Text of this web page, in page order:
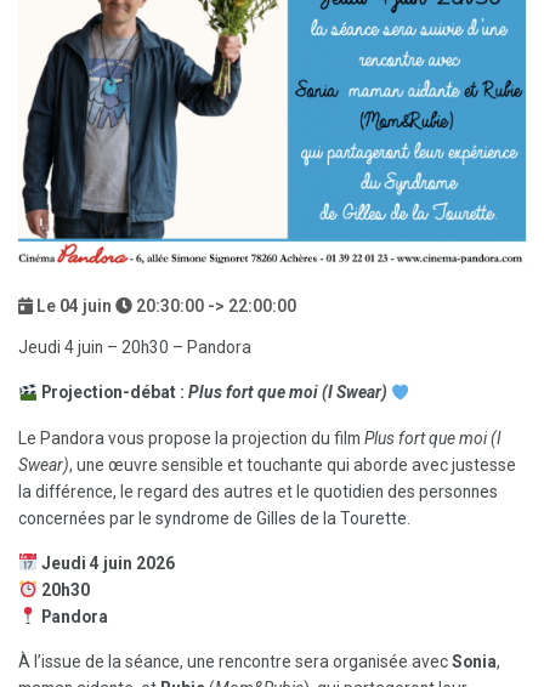
Le 04 juin 20:30:00 -> 22:00:00
Jeudi 4 juin – 20h30 – Pandora
Projection-débat : Plus fort que moi (I Swear)
Le Pandora vous propose la projection du film Plus fort que moi (I
Swear), une œuvre sensible et touchante qui aborde avec justesse
la différence, le regard des autres et le quotidien des personnes
concernées par le syndrome de Gilles de la Tourette.
Jeudi 4 juin 2026
20h30
Pandora
À l’issue de la séance, une rencontre sera organisée avecSonia,